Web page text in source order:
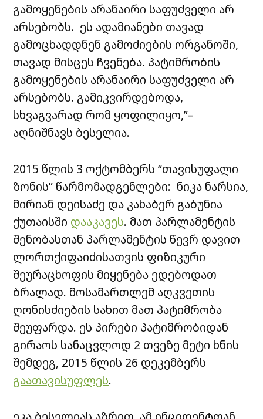
გამოყენების არანაირი საფუძველი არ
არსებობს. ეს ადამიანები თავად
გამოცხადდნენ გამოძიების ორგანოში,
თავად მისცეს ჩვენება. პატიმრობის
გამოყენების არანაირი საფუძველი არ
არსებობს. გამიკვირდებოდა,
სხვაგვარად რომ ყოფილიყო,”–
აღნიშნავს ბესელია.
2015 წლის 3 ოქტომბერს “თავისუფალი
ზონის” წარმომადგენლები: ნიკა ნარსია,
მირიან დეისაძე და კახაბერ გაბუნია
ქუთაისში დააკავეს. მათ პარლამენტის
შენობასთან პარლამენტის წევრ დავით
ლორთქიფაიძისათვის ფიზიკური
შეურაცხოფის მიყენება ედებოდათ
ბრალად. მოსამართლემ აღკვეთის
ღონისძიების სახით მათ პატიმრობა
შეუფარდა. ეს პირები პატიმრობიდან
გირაოს სანაცვლოდ 2 თვეზე მეტი ხნის
შემდეგ, 2015 წლის 26 დეკემბერს
გაათავისუფლეს.